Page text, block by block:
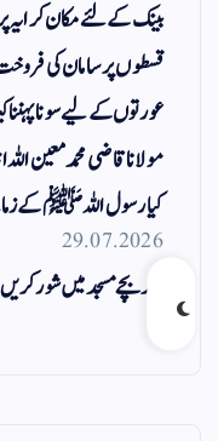
بینک کے لئے مکان کرایہ
قسطوں پر سامان کی
عورتوں کے لیے سونا پہننا
مولانا قاضی محمد معین
کیا رسول اللہ ﷺ کے
29.07.2026
اگر بچے مسجد میں شور